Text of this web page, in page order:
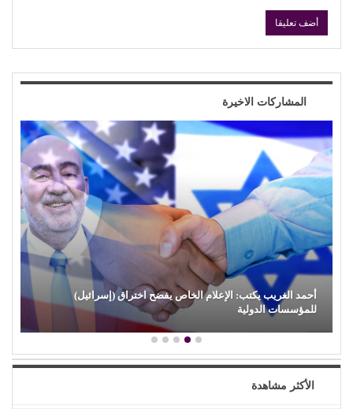
المشاركات الاخيرة
حكاية ودوشة.. و(مصطفى حدوتة)!
الأكثر مشاهدة